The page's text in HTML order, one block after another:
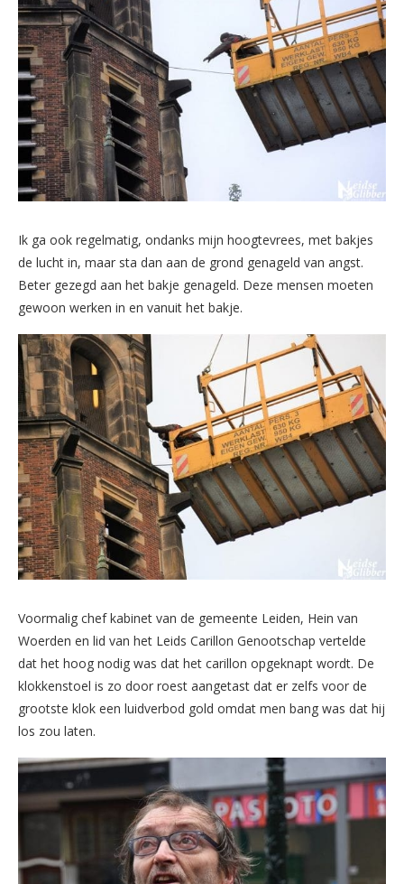
Ik ga ook regelmatig, ondanks mijn hoogtevrees, met bakjes
de lucht in, maar sta dan aan de grond genageld van angst.
Beter gezegd aan het bakje genageld. Deze mensen moeten
gewoon werken in en vanuit het bakje.
Voormalig chef kabinet van de gemeente Leiden, Hein van
Woerden en lid van het Leids Carillon Genootschap vertelde
dat het hoog nodig was dat het carillon opgeknapt wordt. De
klokkenstoel is zo door roest aangetast dat er zelfs voor de
grootste klok een luidverbod gold omdat men bang was dat hij
los zou laten.